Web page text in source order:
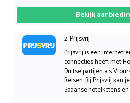
Bekijk
2. Prijsvrij
Prijsvrij is een
connecties heeft met
Duitse partijen als
Reisen. Bij Prijsvrij kan
Spaanse hotelketens